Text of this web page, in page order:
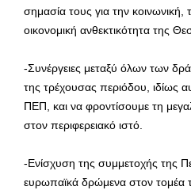
σημασία τους για την κοινωνική,
οικονομική ανθεκτικότητα της
-Συνέργειες μεταξύ όλων των
της τρέχουσας περιόδου, ιδίως
ΠΕΠ, και να φροντίσουμε τη
στον περιφερειακό ιστό.
-Ενίσχυση της συμμετοχής της
ευρωπαϊκά δρώμενα στον τομέα